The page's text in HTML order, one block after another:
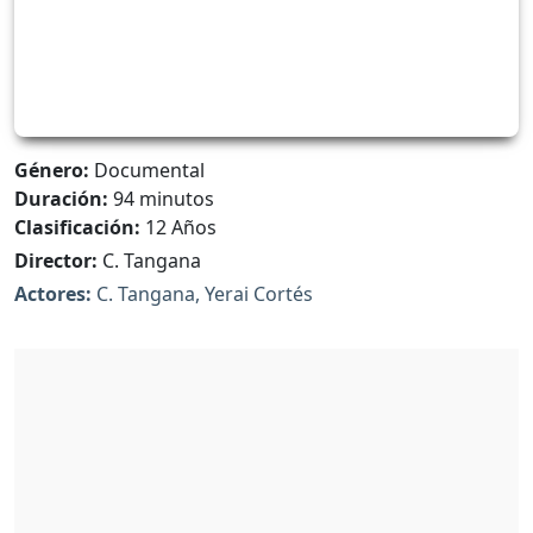
Género: Documental
Duración: 94 minutos
Clasificación: 12 Años
Director: C. Tangana
Actores: C. Tangana, Yerai Cortés